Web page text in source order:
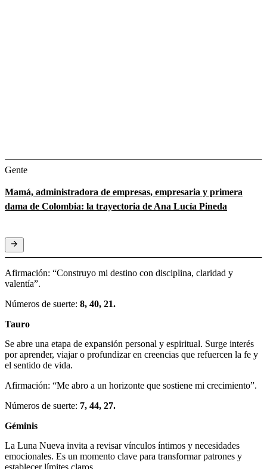
Gente
Mamá, administradora de empresas, empresaria y primera
dama de Colombia: la trayectoria de Ana Lucía Pineda
Afirmación: “Construyo mi destino con disciplina, claridad y
valentía”.
Números de suerte: 8, 40, 21.
Tauro
Se abre una etapa de expansión personal y espiritual. Surge interés
por aprender, viajar o profundizar en creencias que refuercen la fe y
el sentido de vida.
Afirmación: “Me abro a un horizonte que sostiene mi crecimiento”.
Números de suerte: 7, 44, 27.
Géminis
La Luna Nueva invita a revisar vínculos íntimos y necesidades
emocionales. Es un momento clave para transformar patrones y
establecer límites claros.